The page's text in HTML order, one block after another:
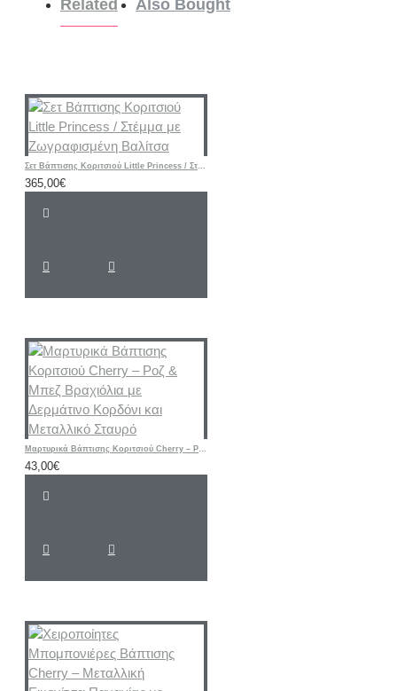
Related Also Bought
Σετ Βάπτισης Κοριτσιού Little Princess / Στέμμα με Ζωγραφισμένη Βαλίτσα
365,00€
Μαρτυρικά Βάπτισης Κοριτσιού Cherry – Ροζ & Μπεζ Βραχιόλια με Δερμάτινο Κορδόνι και Μεταλλικό Σταυρό
43,00€